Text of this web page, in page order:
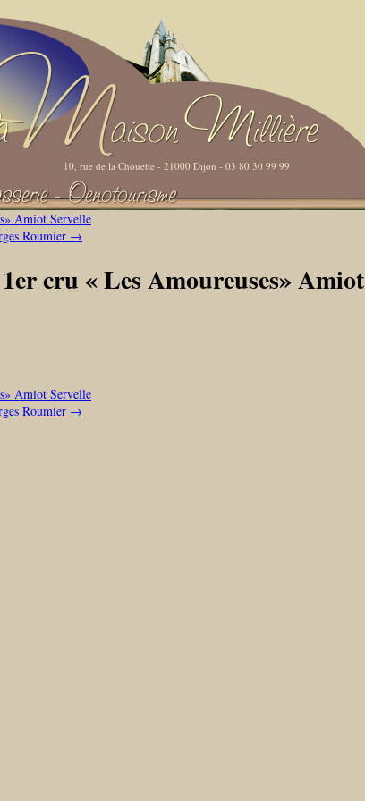
10, rue de la Chouette - 21000 Dijon - 03 80 30 99 99
Amiot Servelle
Roumier →
cru « Les Amoureuses» Amiot
Amiot Servelle
Roumier →